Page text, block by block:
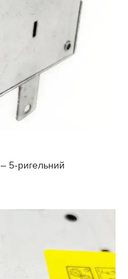
– 5-ригельний